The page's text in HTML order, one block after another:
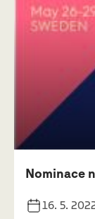
Nominace
16. 5.